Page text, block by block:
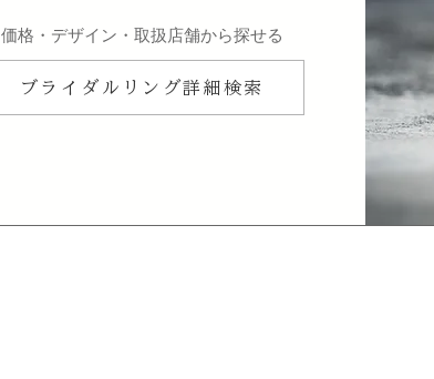
​価格・デザイン・取扱店舗から探せる
ブライダルリング詳細検索